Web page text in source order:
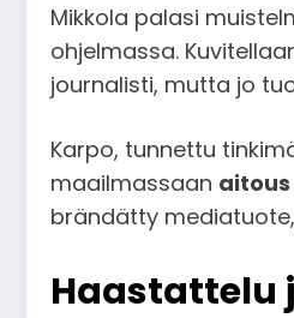
Mikkola palasi
ohjelmassa.
journalisti, mutta jo
Karpo, tunnettu
maailmassaan aitous
brändätty
Haastattelu